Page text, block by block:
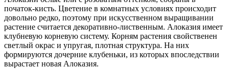
початок-кисть. Цветение в комнатных условиях происходит
довольно редко, поэтому при искусственном выращивании
растение считается декоративно-лиственным. Алоказия имеет
клубневую корневую систему. Корням растения свойственен
светлый окрас и упругая, плотная структура. На них
формируются дочерние клубеньки, из которых впоследствии
вырастает новая Алоказия.